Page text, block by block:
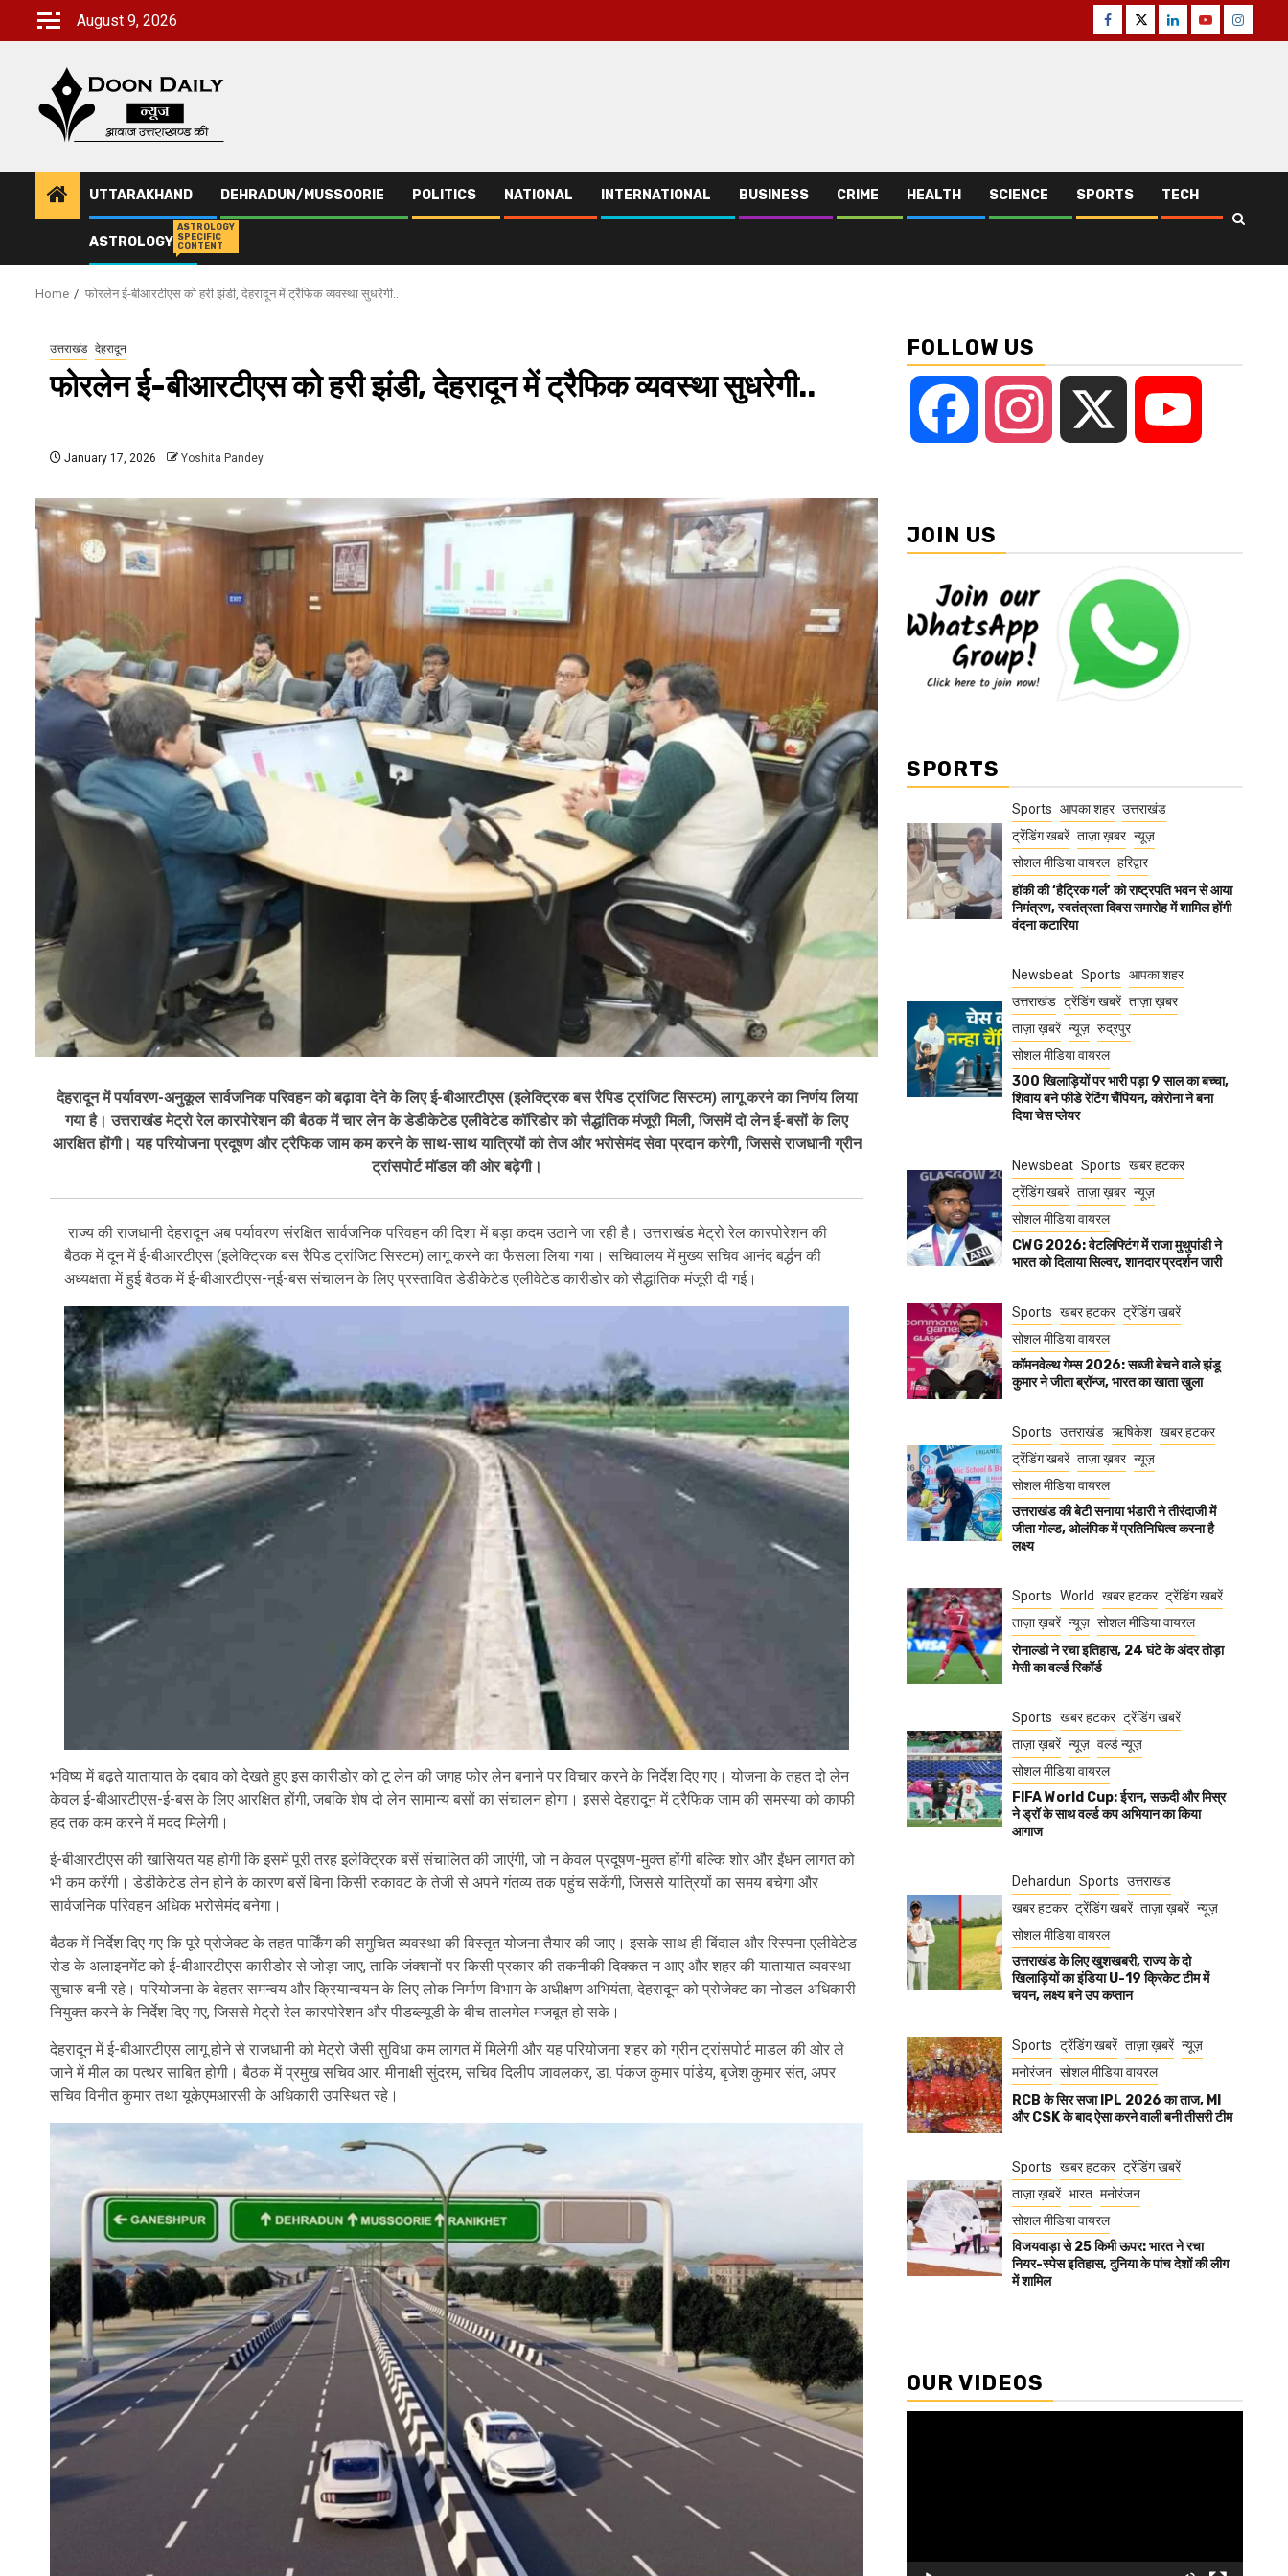
August 9, 2026 Facebook
TwitterLinkedinYoutube
UTTARAKHAND DEHRADUN/MUSSOORIE POLITICS NATIONAL INTERNATIONAL BUSINESS CRIME HEALTH SCIENCE SPORTS TECH
ASTROLOGY
ASTROLOGY
SPECIFIC
CONTENT
Home फोरलेन ई-बीआरटीएस को हरी झंडी, देहरादून में ट्रैफिक व्यवस्था सुधरेगी..
उत्तराखंड देहरादून
फोरलेन ई-बीआरटीएस को हरी झंडी, देहरादून में ट्रैफिक व्यवस्था सुधरेगी..
January 17, 2026 Yoshita Pandey
देहरादून में पर्यावरण-अनुकूल सार्वजनिक परिवहन को बढ़ावा देने के लिए ई-बीआरटीएस (इलेक्ट्रिक बस रैपिड ट्रांजिट सिस्टम) लागू करने का निर्णय लिया
गया है। उत्तराखंड मेट्रो रेल कारपोरेशन की बैठक में चार लेन के डेडीकेटेड एलीवेटेड कॉरिडोर को सैद्धांतिक मंजूरी मिली, जिसमें दो लेन ई-बसों के लिए
आरक्षित होंगी। यह परियोजना प्रदूषण और ट्रैफिक जाम कम करने के साथ-साथ यात्रियों को तेज और भरोसेमंद सेवा प्रदान करेगी, जिससे राजधानी ग्रीन
ट्रांसपोर्ट मॉडल की ओर बढ़ेगी।
राज्य की राजधानी देहरादून अब पर्यावरण संरक्षित सार्वजनिक परिवहन की दिशा में बड़ा कदम उठाने जा रही है। उत्तराखंड मेट्रो रेल कारपोरेशन की
बैठक में दून में ई-बीआरटीएस (इलेक्ट्रिक बस रैपिड ट्रांजिट सिस्टम) लागू करने का फैसला लिया गया। सचिवालय में मुख्य सचिव आनंद बर्द्धन की
अध्यक्षता में हुई बैठक में ई-बीआरटीएस-न्ई-बस संचालन के लिए प्रस्तावित डेडीकेटेड एलीवेटेड कारीडोर को सैद्धांतिक मंजूरी दी गई।
भविष्य में बढ़ते यातायात के दबाव को देखते हुए इस कारीडोर को टू लेन की जगह फोर लेन बनाने पर विचार करने के निर्देश दिए गए। योजना के तहत दो लेन
केवल ई-बीआरटीएस-ई-बस के लिए आरक्षित होंगी, जबकि शेष दो लेन सामान्य बसों का संचालन होगा। इससे देहरादून में ट्रैफिक जाम की समस्या को काफी
हद तक कम करने में मदद मिलेगी।
ई-बीआरटीएस की खासियत यह होगी कि इसमें पूरी तरह इलेक्ट्रिक बसें संचालित की जाएंगी, जो न केवल प्रदूषण-मुक्त होंगी बल्कि शोर और ईंधन लागत को
भी कम करेंगी। डेडीकेटेड लेन होने के कारण बसें बिना किसी रुकावट के तेजी से अपने गंतव्य तक पहुंच सकेंगी, जिससे यात्रियों का समय बचेगा और
सार्वजनिक परिवहन अधिक भरोसेमंद बनेगा।
बैठक में निर्देश दिए गए कि पूरे प्रोजेक्ट के तहत पार्किंग की समुचित व्यवस्था की विस्तृत योजना तैयार की जाए। इसके साथ ही बिंदाल और रिस्पना एलीवेटेड
रोड के अलाइनमेंट को ई-बीआरटीएस कारीडोर से जोड़ा जाए, ताकि जंक्शनों पर किसी प्रकार की तकनीकी दिक्कत न आए और शहर की यातायात व्यवस्था
सुचारु बनी रहे। परियोजना के बेहतर समन्वय और क्रियान्वयन के लिए लोक निर्माण विभाग के अधीक्षण अभियंता, देहरादून को प्रोजेक्ट का नोडल अधिकारी
नियुक्त करने के निर्देश दिए गए, जिससे मेट्रो रेल कारपोरेशन और पीडब्ल्यूडी के बीच तालमेल मजबूत हो सके।
देहरादून में ई-बीआरटीएस लागू होने से राजधानी को मेट्रो जैसी सुविधा कम लागत में मिलेगी और यह परियोजना शहर को ग्रीन ट्रांसपोर्ट माडल की ओर ले
जाने में मील का पत्थर साबित होगी। बैठक में प्रमुख सचिव आर. मीनाक्षी सुंदरम, सचिव दिलीप जावलकर, डा. पंकज कुमार पांडेय, बृजेश कुमार संत, अपर
सचिव विनीत कुमार तथा यूकेएमआरसी के अधिकारी उपस्थित रहे।
FOLLOW US
Facebook Instagram
JOIN US
SPORTS
Sports आपका शहर उत्तराखंड
ट्रेंडिंग खबरें ताज़ा ख़बर न्यूज़
सोशल मीडिया वायरल हरिद्वार
हॉकी की ‘हैट्रिक गर्ल’ को राष्ट्रपति भवन से आया
निमंत्रण, स्वतंत्रता दिवस समारोह में शामिल होंगी
वंदना कटारिया
Newsbeat Sports आपका शहर
उत्तराखंड ट्रेंडिंग खबरें ताज़ा ख़बर
ताज़ा ख़बरें न्यूज़ रुद्रपुर
सोशल मीडिया वायरल
300 खिलाड़ियों पर भारी पड़ा 9 साल का बच्चा,
शिवाय बने फीडे रेटिंग चैंपियन, कोरोना ने बना
दिया चेस प्लेयर
Newsbeat Sports खबर हटकर
ट्रेंडिंग खबरें ताज़ा ख़बर न्यूज़
सोशल मीडिया वायरल
CWG 2026: वेटलिफ्टिंग में राजा मुथुपांडी ने
भारत को दिलाया सिल्वर, शानदार प्रदर्शन जारी
Sports खबर हटकर ट्रेंडिंग खबरें
सोशल मीडिया वायरल
कॉमनवेल्थ गेम्स 2026: सब्जी बेचने वाले झंडू
कुमार ने जीता ब्रॉन्ज, भारत का खाता खुला
Sports उत्तराखंड ऋषिकेश खबर हटकर
ट्रेंडिंग खबरें ताज़ा ख़बर न्यूज़
सोशल मीडिया वायरल
उत्तराखंड की बेटी सनाया भंडारी ने तीरंदाजी में
जीता गोल्ड, ओलंपिक में प्रतिनिधित्व करना है
लक्ष्य
Sports World खबर हटकर ट्रेंडिंग खबरें
ताज़ा ख़बरें न्यूज़ सोशल मीडिया वायरल
रोनाल्डो ने रचा इतिहास, 24 घंटे के अंदर तोड़ा
मेसी का वर्ल्ड रिकॉर्ड
Sports खबर हटकर ट्रेंडिंग खबरें
ताज़ा ख़बरें न्यूज़ वर्ल्ड न्यूज़
सोशल मीडिया वायरल
FIFA World Cup: ईरान, सऊदी और मिस्र
ने ड्रॉ के साथ वर्ल्ड कप अभियान का किया
आगाज
Dehardun Sports उत्तराखंड
खबर हटकर ट्रेंडिंग खबरें ताज़ा ख़बरें न्यूज़
सोशल मीडिया वायरल
उत्तराखंड के लिए खुशखबरी, राज्य के दो
खिलाड़ियों का इंडिया U-19 क्रिकेट टीम में
चयन, लक्ष्य बने उप कप्तान
Sports ट्रेंडिंग खबरें ताज़ा ख़बरें न्यूज़
मनोरंजन सोशल मीडिया वायरल
RCB के सिर सजा IPL 2026 का ताज, MI
और CSK के बाद ऐसा करने वाली बनी तीसरी टीम
Sports खबर हटकर ट्रेंडिंग खबरें
ताज़ा ख़बरें भारत मनोरंजन
सोशल मीडिया वायरल
विजयवाड़ा से 25 किमी ऊपर: भारत ने रचा
नियर-स्पेस इतिहास, दुनिया के पांच देशों की लीग
में शामिल
OUR VIDEOS